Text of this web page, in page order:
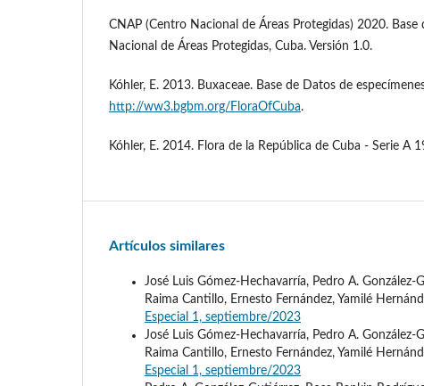
CNAP (Centro Nacional de Áreas Protegidas) 2020. Base
Nacional de Áreas Protegidas, Cuba. Versión 1.0.
Kóhler, E. 2013. Buxaceae. Base de Datos de
http://ww3.bgbm.org/FloraOfCuba.
Kóhler, E. 2014. Flora de la República de Cuba - Serie A
Artículos similares
José Luis Gómez-Hechavarría, Pedro A.
Raima Cantillo, Ernesto Fernández, Yamilé
Especial 1, septiembre/2023
José Luis Gómez-Hechavarría, Pedro A.
Raima Cantillo, Ernesto Fernández, Yamilé
Especial 1, septiembre/2023